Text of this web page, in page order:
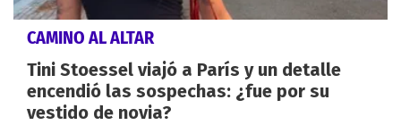
CAMINO AL ALTAR
Tini Stoessel viajó a París y un detalle
encendió las sospechas: ¿fue por su
vestido de novia?